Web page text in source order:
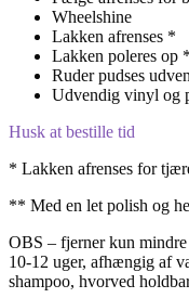
Wheelshine
Lakken afrenses *
Lakken poleres op
Ruder pudses
Udvendig vinyl og
Husk at bestille tid
* Lakken afrenses for
** Med en let polish og
OBS – fjerner kun
10-12 uger, afhængig af
shampoo, hvorved